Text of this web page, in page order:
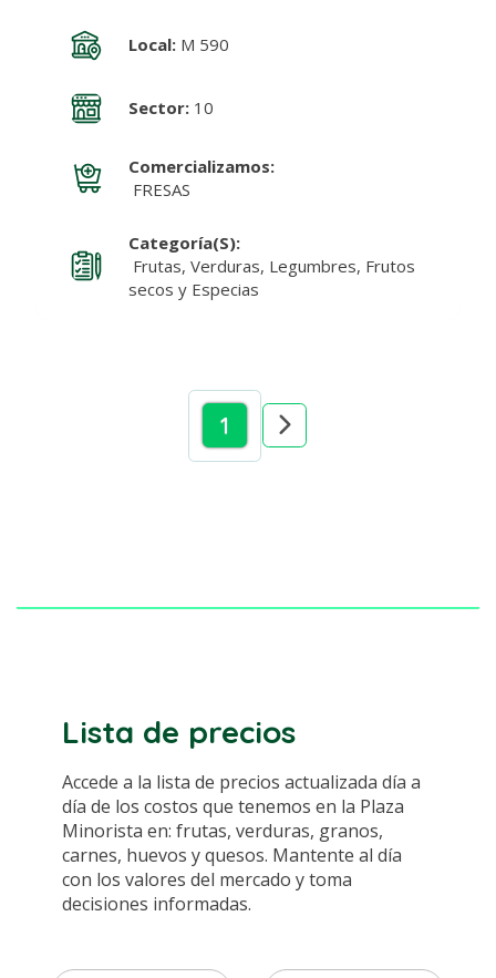
Local:M 590
Sector:10
Comercializamos:
FRESAS
Categoría(s):
Frutas, Verduras, Legumbres, Frutos
secos y Especias
1
Lista de precios
Accede a la lista de precios actualizada día a
día de los costos que tenemos en la Plaza
Minorista en: frutas, verduras, granos,
carnes, huevos y quesos. Mantente al día
con los valores del mercado y toma
decisiones informadas.